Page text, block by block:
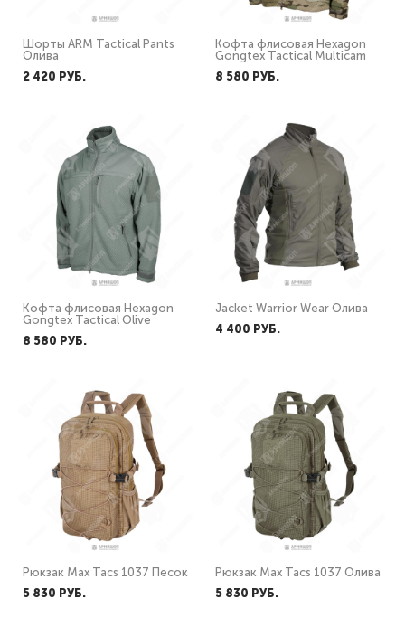
Шорты ARM Tactical Pants
Олива
2 420 PУБ.
Кофта флисовая Hexagon
Gongtex Tactical Multicam
8 580 PУБ.
Кофта флисовая Hexagon
Gongtex Tactical Olive
8 580 PУБ.
Jacket Warrior Wear Олива
4 400 PУБ.
Рюкзак Max Tacs 1037 Песок
5 830 PУБ.
Рюкзак Max Tacs 1037 Олива
5 830 PУБ.